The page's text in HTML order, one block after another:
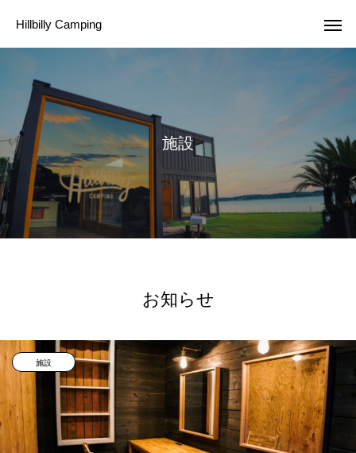
Hillbilly Camping
施設
お知らせ
施設